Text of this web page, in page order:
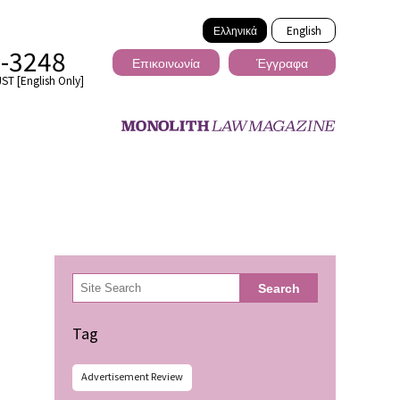
Ελληνικά English
3248
[English Only]
Επικοινωνία Έγγραφα
検
索 Search
Tag
Advertisement Review